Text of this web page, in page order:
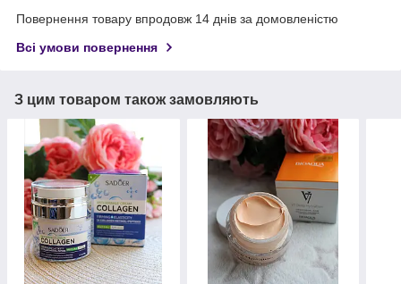
Повернення товару впродовж 14 днів за домовленістю
Всі умови повернення
З цим товаром також замовляють